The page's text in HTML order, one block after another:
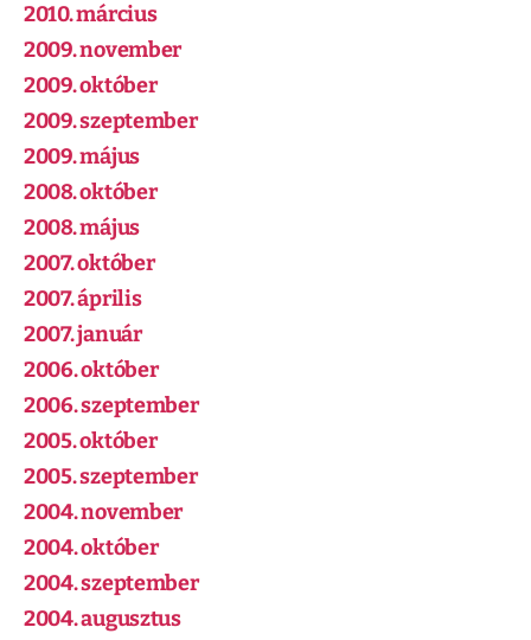
2010. március
2009. november
2009. október
2009. szeptember
2009. május
2008. október
2008. május
2007. október
2007. április
2007. január
2006. október
2006. szeptember
2005. október
2005. szeptember
2004. november
2004. október
2004. szeptember
2004. augusztus